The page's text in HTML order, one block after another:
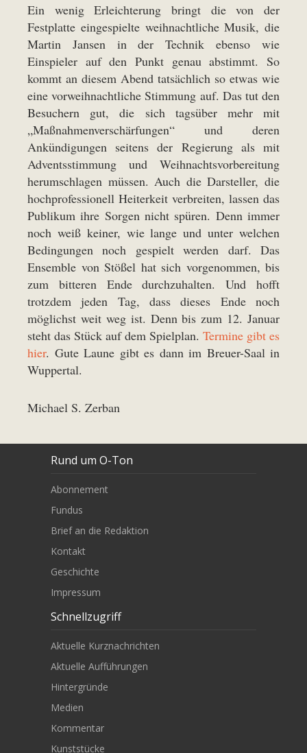
Ein wenig Erleichterung bringt die von der
Festplatte eingespielte weihnachtliche Musik, die
Martin Jansen in der Technik ebenso wie
Einspieler auf den Punkt genau abstimmt. So
kommt an diesem Abend tatsächlich so etwas wie
eine vorweihnachtliche Stimmung auf. Das tut den
Besuchern gut, die sich tagsüber mehr mit
„Maßnahmenverschärfungen“ und deren
Ankündigungen seitens der Regierung als mit
Adventsstimmung und Weihnachtsvorbereitung
herumschlagen müssen. Auch die Darsteller, die
hochprofessionell Heiterkeit verbreiten, lassen das
Publikum ihre Sorgen nicht spüren. Denn immer
noch weiß keiner, wie lange und unter welchen
Bedingungen noch gespielt werden darf. Das
Ensemble von Stößel hat sich vorgenommen, bis
zum bitteren Ende durchzuhalten. Und hofft
trotzdem jeden Tag, dass dieses Ende noch
möglichst weit weg ist. Denn bis zum 12. Januar
steht das Stück auf dem Spielplan. Termine gibt es
hier. Gute Laune gibt es dann im Breuer-Saal in
Wuppertal.
Michael S. Zerban
Rund um O-Ton
Abonnement
Fundus
Brief an die Redaktion
Kontakt
Geschichte
Impressum
Schnellzugriff
Aktuelle Kurznachrichten
Aktuelle Aufführungen
Hintergründe
Medien
Kommentar
Kunststücke